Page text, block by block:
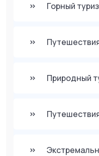
Горный
Природный